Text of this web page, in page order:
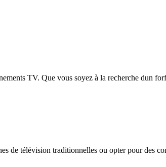
TV. Que vous soyez à la recherche dun
de télévision traditionnelles ou opter pour des